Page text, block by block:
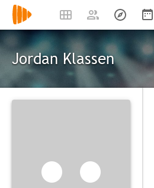
Jordan Klassen